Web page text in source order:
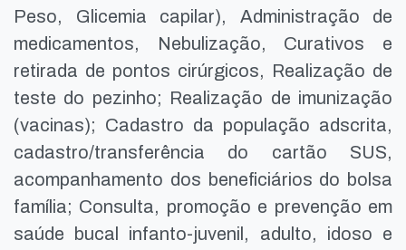
Peso, Glicemia capilar), Administração de
medicamentos, Nebulização, Curativos e
retirada de pontos cirúrgicos, Realização de
teste do pezinho; Realização de imunização
(vacinas); Cadastro da população adscrita,
cadastro/transferência do cartão SUS,
acompanhamento dos beneficiários do bolsa
família; Consulta, promoção e prevenção em
saúde bucal infanto-juvenil, adulto, idoso e